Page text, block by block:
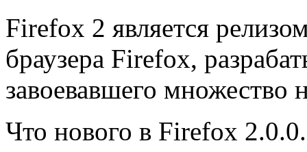
Firefox 2 является
браузера Firefox,
завоевавшего множество
Что нового в Firefox